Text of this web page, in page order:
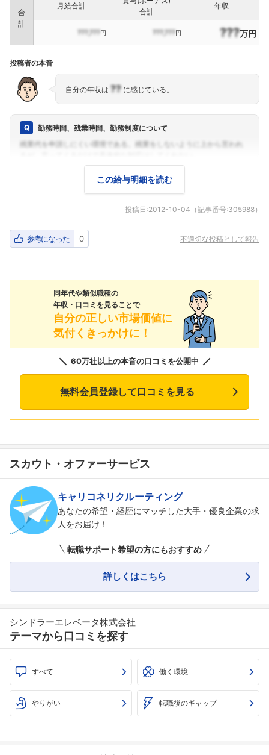
こちらの企業もフォローしませんか？
合
計
月給合計
合計
年収
???,???円 ???,???円 ???万円
投稿者の本音
自分の年収は ??に感じている。
勤務時間、残業時間、勤務制度について
この給与明細を読む
投稿日:2012-10-04 （記事番号:305988）
参考になった 0 不適切な投稿として報告
同年代や類似職種の
年収・口コミを見ることで
自分の正しい市場価値に
気付くきっかけに！
60万社以上の本音の口コミを公開中
無料会員登録して口コミを見る
スカウト・オファーサービス
キャリコネリクルーティング
あなたの希望・経歴にマッチした大手・優良企業の求
人をお届け！
転職サポート希望の方にもおすすめ
詳しくはこちら
シンドラーエレベータ株式会社
テーマから口コミを探す
すべて 働く環境
やりがい 転職後のギャップ